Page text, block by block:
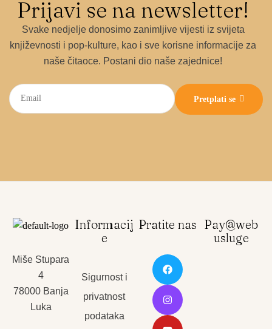
Prijavi se na newsletter!
Svake nedjelje donosimo zanimljive vijesti iz svijeta
književnosti i pop-kulture, kao i sve korisne informacije za
naše čitaoce. Postani dio naše zajednice!
Pretplati se
Miše Stupara
4
78000 Banja
Luka
Informacij
e
Sigurnost i
privatnost
podataka
Pratite nas Pay@web
usluge